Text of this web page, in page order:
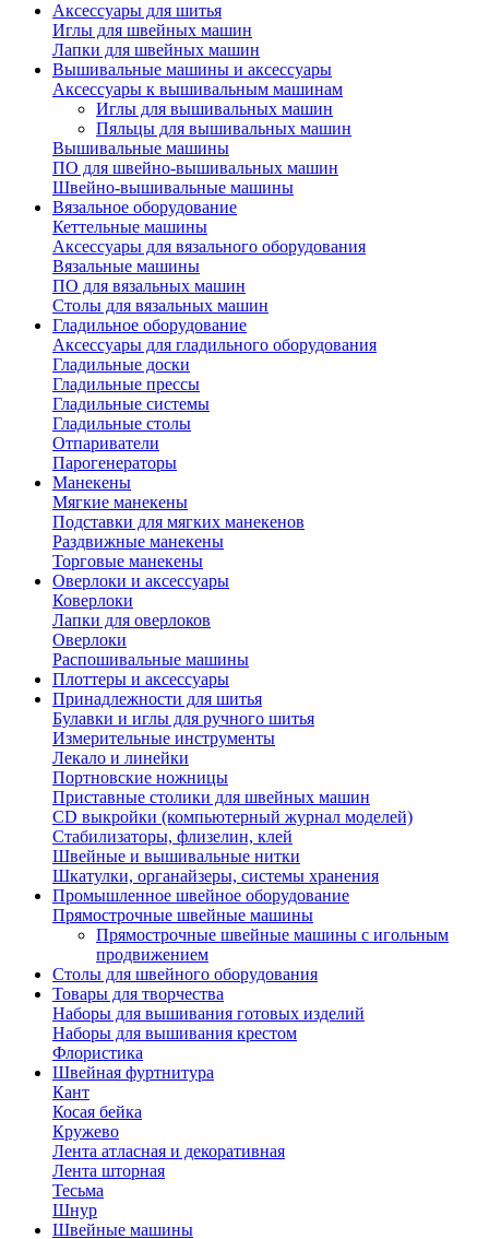
Аксессуары для шитья
Иглы для швейных машин
Лапки для швейных машин
Вышивальные машины и аксессуары
Аксессуары к вышивальным машинам
Иглы для вышивальных машин
Пяльцы для вышивальных машин
Вышивальные машины
ПО для швейно-вышивальных машин
Швейно-вышивальные машины
Вязальное оборудование
Кеттельные машины
Аксессуары для вязального оборудования
Вязальные машины
ПО для вязальных машин
Столы для вязальных машин
Гладильное оборудование
Аксессуары для гладильного оборудования
Гладильные доски
Гладильные прессы
Гладильные системы
Гладильные столы
Отпариватели
Парогенераторы
Манекены
Мягкие манекены
Подставки для мягких манекенов
Раздвижные манекены
Торговые манекены
Оверлоки и аксессуары
Коверлоки
Лапки для оверлоков
Оверлоки
Распошивальные машины
Плоттеры и аксессуары
Принадлежности для шитья
Булавки и иглы для ручного шитья
Измерительные инструменты
Лекало и линейки
Портновские ножницы
Приставные столики для швейных машин
СD выкройки (компьютерный журнал моделей)
Стабилизаторы, флизелин, клей
Швейные и вышивальные нитки
Шкатулки, органайзеры, системы хранения
Промышленное швейное оборудование
Прямострочные швейные машины
Прямострочные швейные машины с игольным
продвижением
Столы для швейного оборудования
Товары для творчества
Наборы для вышивания готовых изделий
Наборы для вышивания крестом
Флористика
Швейная фуртнитура
Кант
Косая бейка
Кружево
Лента aтласная и декоративная
Лента шторная
Тесьма
Шнур
Швейные машины